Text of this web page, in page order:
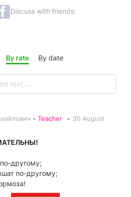
Discuss with friends:
By rate By date
• Teacher • 30 August
другому;
по-другому;